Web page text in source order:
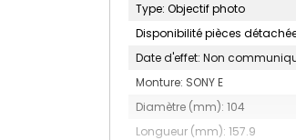
Type: Objectif photo
Disponibilité pièces
Date d'effet: Non
Monture: SONY E
Diamètre (mm): 104
Longueur (mm): 157.9